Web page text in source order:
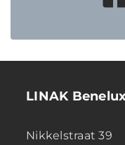
LINAK
Nikkelstraat 39